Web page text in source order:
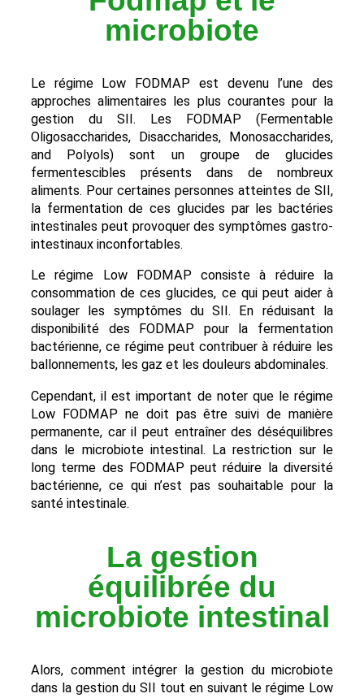
microbiote
Le régime Low FODMAP est devenu l’une des
approches alimentaires les plus courantes pour la
gestion du SII. Les FODMAP (Fermentable
Oligosaccharides, Disaccharides, Monosaccharides,
and Polyols) sont un groupe de glucides
fermentescibles présents dans de nombreux
aliments. Pour certaines personnes atteintes de SII,
la fermentation de ces glucides par les bactéries
intestinales peut provoquer des symptômes gastro-
intestinaux inconfortables.
Le régime Low FODMAP consiste à réduire la
consommation de ces glucides, ce qui peut aider à
soulager les symptômes du SII. En réduisant la
disponibilité des FODMAP pour la fermentation
bactérienne, ce régime peut contribuer à réduire les
ballonnements, les gaz et les douleurs abdominales.
Cependant, il est important de noter que le régime
Low FODMAP ne doit pas être suivi de manière
permanente, car il peut entraîner des déséquilibres
dans le microbiote intestinal. La restriction sur le
long terme des FODMAP peut réduire la diversité
bactérienne, ce qui n’est pas souhaitable pour la
santé intestinale.
La gestion
équilibrée du
microbiote intestinal
Alors, comment intégrer la gestion du microbiote
dans la gestion du SII tout en suivant le régime Low